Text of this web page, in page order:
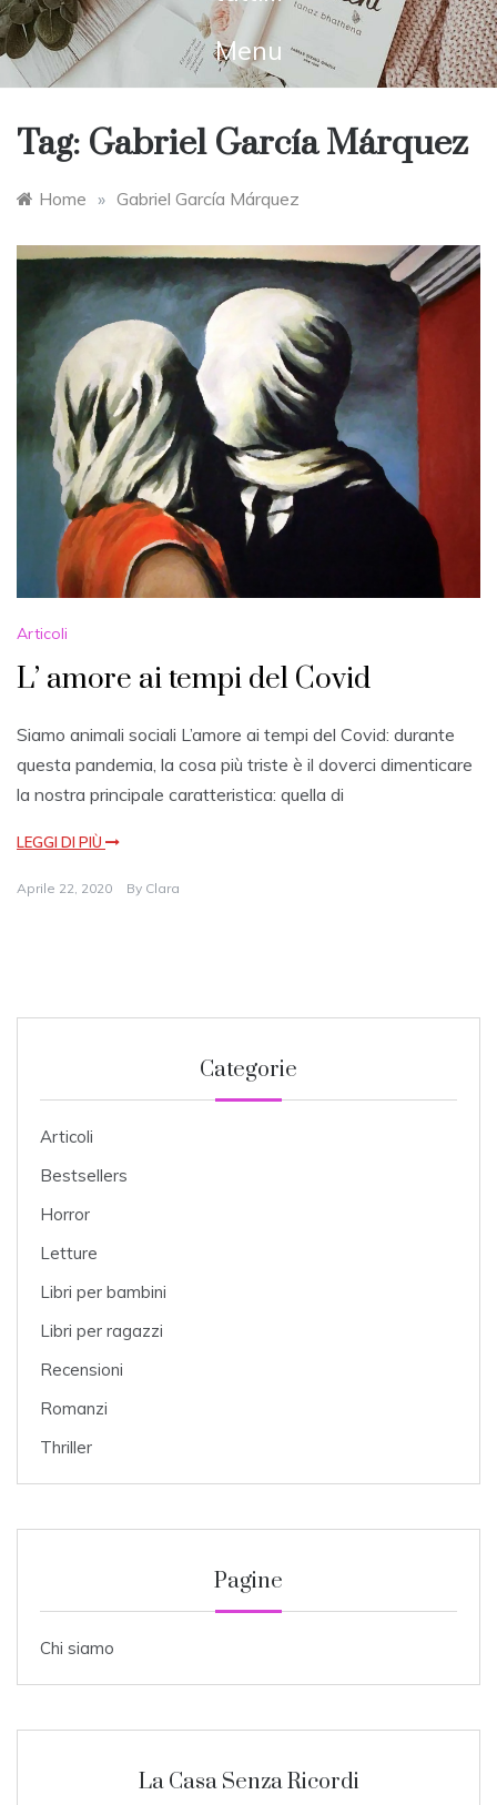
Menu
Tag: Gabriel García Márquez
Home » Gabriel García Márquez
Articoli
L’ amore ai tempi del Covid
Siamo animali sociali L’amore ai tempi del Covid: durante
questa pandemia, la cosa più triste è il doverci dimenticare
la nostra principale caratteristica: quella di
LEGGI DI PIÙ
Aprile 22, 2020 By Clara
Categorie
Articoli
Bestsellers
Horror
Letture
Libri per bambini
Libri per ragazzi
Recensioni
Romanzi
Thriller
Pagine
Chi siamo
La Casa Senza Ricordi